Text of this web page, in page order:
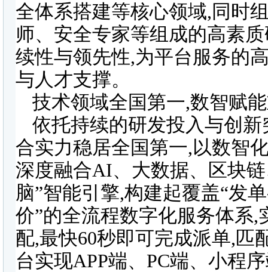
全体系搭建等核心领域,同时
师、安全专家等组成的高素
续性与领先性,为平台服务的
与人才支撑。
技术领域全国第一,数智赋
依托持续的研发投入与创
合实力稳居全国第一,以数智
深度融合AI、大数据、区块
脑”智能引擎,构建起覆盖“发
价”的全流程数字化服务体系
配,最快60秒即可完成派单,匹
台实现APP端、PC端、小程